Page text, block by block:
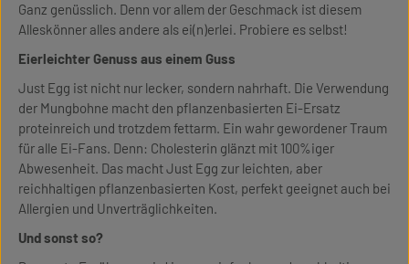
Ganz genüsslich. Denn vor allem der Geschmack ist diesem
Alleskönner alles andere als ei(n)erlei. Probiere es selbst!
Eierleichter Genuss aus einem Guss
Just Egg ist nicht nur lecker, sondern nahrhaft. Die Verwendung
der Mungbohne macht den pflanzenbasierten Ei-Ersatz
proteinreich und trotzdem fettarm. Ein wahr gewordener Traum
für alle Ei-Fans. Denn: Cholesterin glänzt mit 100%iger
Abwesenheit. Das macht Just Egg zur leichten, aber
reichhaltigen pflanzenbasierten Kost, perfekt geeignet auch bei
Allergien und Unverträglichkeiten.
Und sonst so?